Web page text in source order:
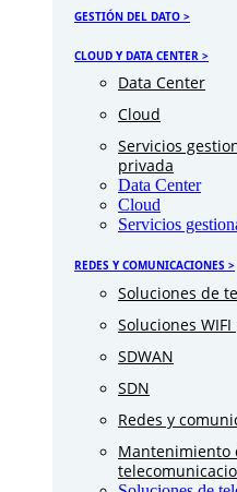
GESTIÓN DEL DATO >
CLOUD Y DATA CENTER >
Data Center
Cloud
Servicios
privada
Data Center
Cloud
Servicios
REDES Y COMUNICACIONES >
Soluciones de
Soluciones
SDWAN
SDN
Redes y
Mantenimiento